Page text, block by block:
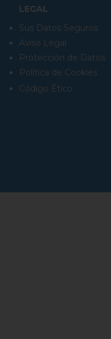
LEGAL
Sus Datos Seguros
Aviso Legal
Protección de Datos
Política de Cookies
Código Ético